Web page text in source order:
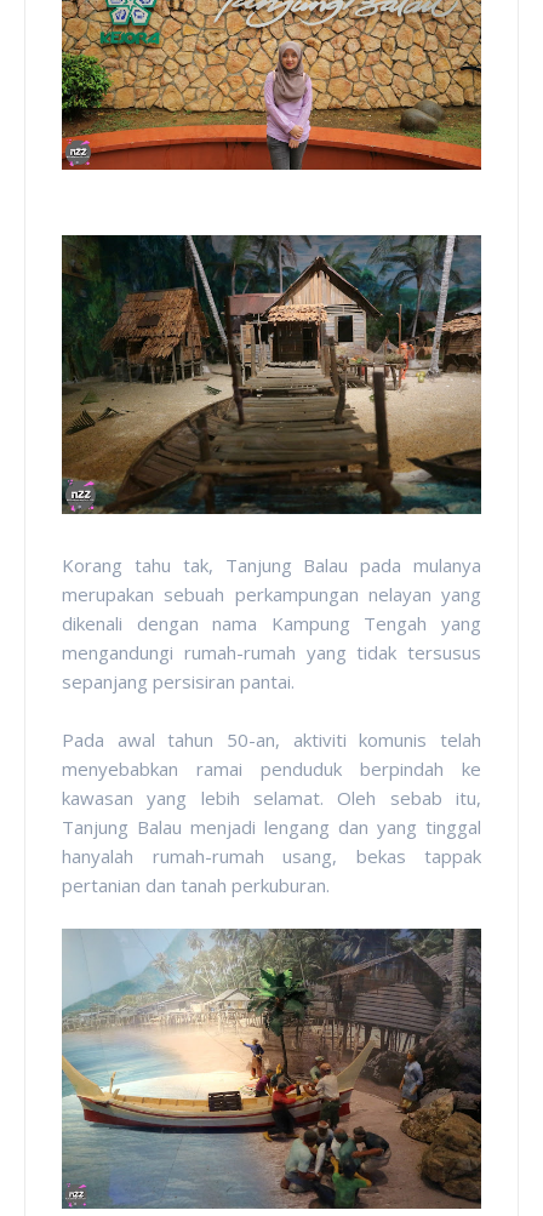
Korang tahu tak, Tanjung Balau pada mulanya
merupakan sebuah perkampungan nelayan yang
dikenali dengan nama Kampung Tengah yang
mengandungi rumah-rumah yang tidak tersusus
sepanjang persisiran pantai.
Pada awal tahun 50-an, aktiviti komunis telah
menyebabkan ramai penduduk berpindah ke
kawasan yang lebih selamat. Oleh sebab itu,
Tanjung Balau menjadi lengang dan yang tinggal
hanyalah rumah-rumah usang, bekas tappak
pertanian dan tanah perkuburan.